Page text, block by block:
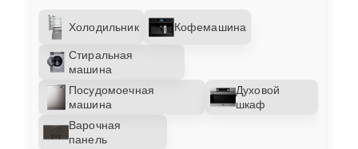
Холодильник Кофемашина
Стиральная
машина
Посудомоечная
машина
Духовой
шкаф
Варочная
панель